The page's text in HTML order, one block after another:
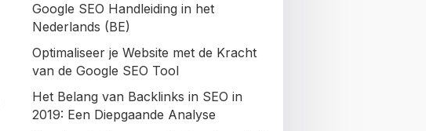
Google SEO Handleiding in het
Nederlands (BE)
Optimaliseer je Website met de Kracht
van de Google SEO Tool
Het Belang van Backlinks in SEO in
2019: Een Diepgaande Analyse